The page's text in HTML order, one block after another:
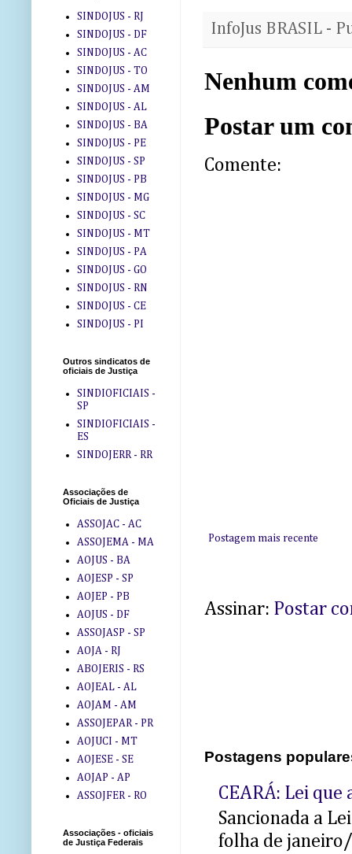
InfoJus BRASIL -
Nenhum
Postar um
Comente:
Postagem mais recente
Assinar: Postar
Postagens
CEARÁ: Lei
Sancionada a
folha de
SINDOJUS - RJ
SINDOJUS - DF
SINDOJUS - AC
SINDOJUS - TO
SINDOJUS - AM
SINDOJUS - AL
SINDOJUS - BA
SINDOJUS - PE
SINDOJUS - SP
SINDOJUS - PB
SINDOJUS - MG
SINDOJUS - SC
SINDOJUS - MT
SINDOJUS - PA
SINDOJUS - GO
SINDOJUS - RN
SINDOJUS - CE
SINDOJUS - PI
Outros sindicatos de
oficiais de Justiça
SINDIOFICIAIS -
SP
SINDIOFICIAIS -
ES
SINDOJERR - RR
Associações de
Oficiais de Justiça
ASSOJAC - AC
ASSOJEMA - MA
AOJUS - BA
AOJESP - SP
AOJEP - PB
AOJUS - DF
ASSOJASP - SP
AOJA - RJ
ABOJERIS - RS
AOJEAL - AL
AOJAM - AM
ASSOJEPAR - PR
AOJUCI - MT
AOJESE - SE
AOJAP - AP
ASSOJFER - RO
Associações - oficiais
de Justiça Federais